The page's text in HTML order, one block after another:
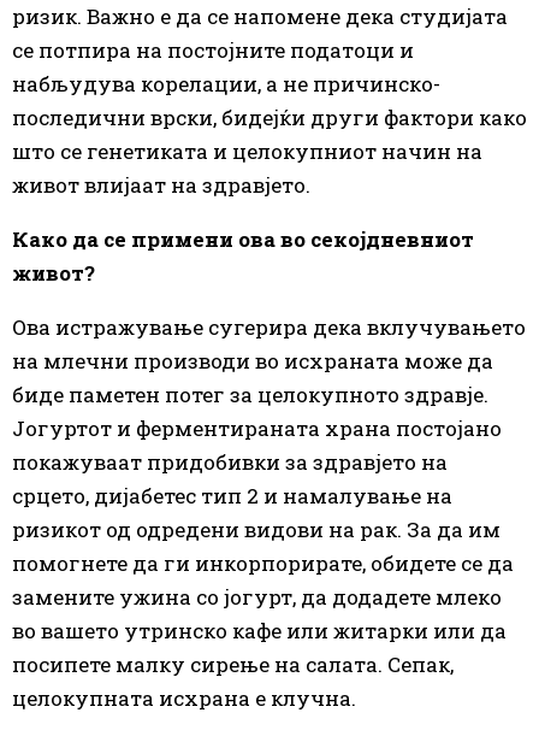
ризик. Важно е да се напомене дека студијата
се потпира на постојните податоци и
набљудува корелации, а не причинско-
последични врски, бидејќи други фактори како
што се генетиката и целокупниот начин на
живот влијаат на здравјето.
Како да се примени ова во секојдневниот
живот?
Ова истражување сугерира дека вклучувањето
на млечни производи во исхраната може да
биде паметен потег за целокупното здравје.
Јогуртот и ферментираната храна постојано
покажуваат придобивки за здравјето на
срцето, дијабетес тип 2 и намалување на
ризикот од одредени видови на рак. За да им
помогнете да ги инкорпорирате, обидете се да
замените ужина со јогурт, да додадете млеко
во вашето утринско кафе или житарки или да
посипете малку сирење на салата. Сепак,
целокупната исхрана е клучна.